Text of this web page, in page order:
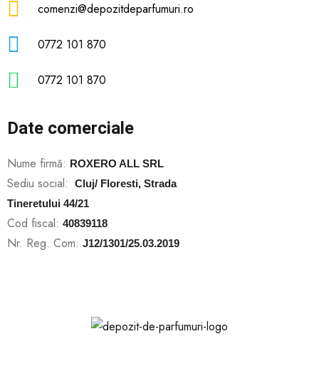
comenzi@depozitdeparfumuri.ro
0772 101 870
0772 101 870
Date comerciale
Nume firmă: ROXERO ALL SRL
Sediu social:
Cluj/ Floresti, Strada
Tineretului 44/21
Cod fiscal: 40839118
Nr. Reg. Com: J12/1301/25.03.2019